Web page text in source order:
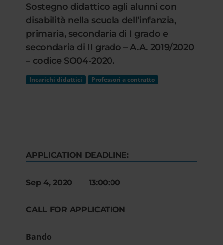
Sostegno didattico agli alunni con
disabilità nella scuola dell’infanzia,
primaria, secondaria di I grado e
secondaria di II grado – A.A. 2019/2020
– codice SO04-2020.
Incarichi didattici Professori a contratto
APPLICATION DEADLINE:
Sep 4, 2020 13:00:00
CALL FOR APPLICATION
Bando